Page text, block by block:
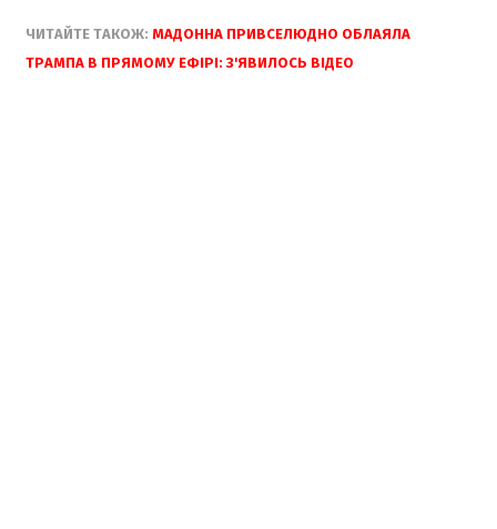
ЧИТАЙТЕ ТАКОЖ: МАДОННА ПРИВСЕЛЮДНО ОБЛАЯЛА
ТРАМПА В ПРЯМОМУ ЕФІРІ: З'ЯВИЛОСЬ ВІДЕО